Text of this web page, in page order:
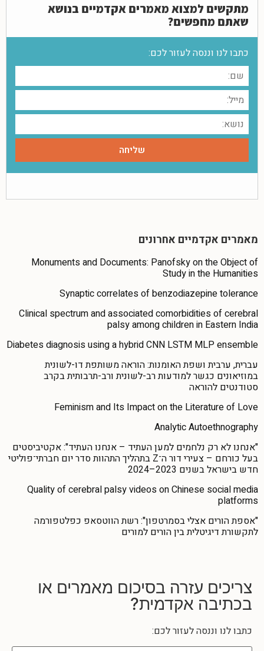
מתקשים למצוא מאמרים אקדמיים בנושא
שאתם מחפשים?
כתבו לנו וננסה לעזור לכם:
מאמרים אקדמיים אחרונים
Monuments and Documents: Panofsky on the Object of
Study in the Humanities
Synaptic correlates of benzodiazepine tolerance
Clinical spectrum and associated comorbidities of cerebral
palsy among children in Eastern India
Diabetes diagnosis using a hybrid CNN LSTM MLP ensemble
עברית, ערבית ושפת האומנות: הוראה משותפת דו-לשונית
במוזיאונים כגשר למודעות רב-לשונית ורב-תרבותית בקרב
סטודנטים להוראה
Feminism and Its Impact on the Literature of Love
Analytic Autoethnography
"אנחנו לא רק נלחמים למען העתיד – אנחנו העתיד": אקטיביסטים
בעל כורחם – צעירי דור ה־Z בתהליך התהוות סדר יום חברתי־פוליטי
חדש בישראל בשנים 2023–2024
Quality of cerebral palsy videos on Chinese social media
platforms
"אספת הורים אצלי בסמרטפון": רשת הווטסאפ כפלטפורמה
לתקשורת דיגיטלית בין הורים למורים
צריכים עזרה בסיכום מאמרים או
בכתיבה אקדמית?
כתבו לנו וננסה לעזור לכם: